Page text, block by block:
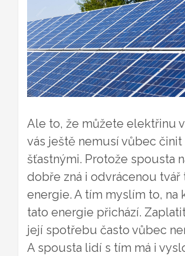
Ale to, že můžete elektřinu
vás ještě nemusí vůbec činit
šťastnými. Protože spousta
dobře zná i odvrácenou tvář
energie. A tím myslím to, na
tato energie přichází.
její spotřebu často vůbec
A spousta lidí s tím má i